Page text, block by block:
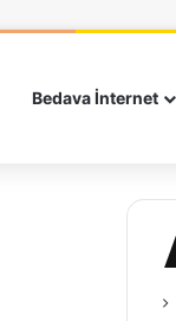
Bedava İnternet